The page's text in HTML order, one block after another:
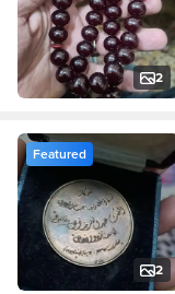
2
2
Featured